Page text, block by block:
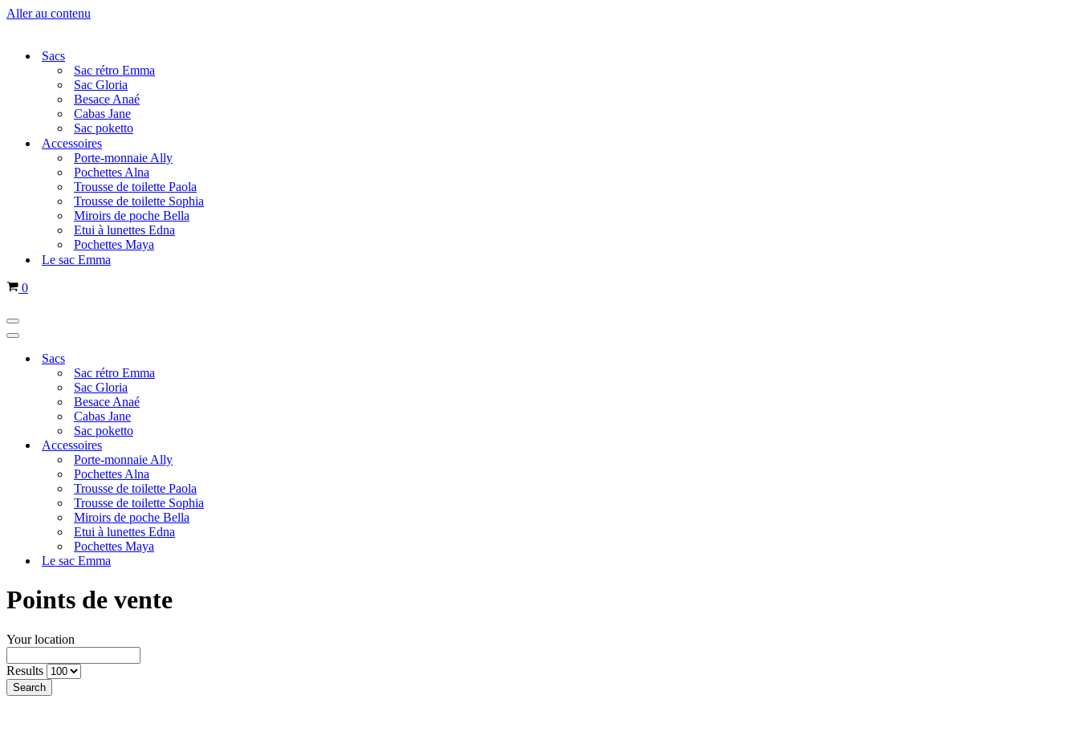
Aller au contenu
Sacs
Sac rétro Emma
Sac Gloria
Besace Anaé
Cabas Jane
Sac poketto
Accessoires
Porte-monnaie Ally
Pochettes Alna
Trousse de toilette Paola
Trousse de toilette Sophia
Miroirs de poche Bella
Etui à lunettes Edna
Pochettes Maya
Le sac Emma
Panier
0
Menu
de
Menu
navigation
Sacs
Sac rétro Emma
Sac Gloria
Besace Anaé
Cabas Jane
Sac poketto
Accessoires
Porte-monnaie Ally
Pochettes Alna
Trousse de toilette Paola
Trousse de toilette Sophia
Miroirs de poche Bella
Etui à lunettes Edna
Pochettes Maya
Le sac Emma
Points de vente
Your location
Results